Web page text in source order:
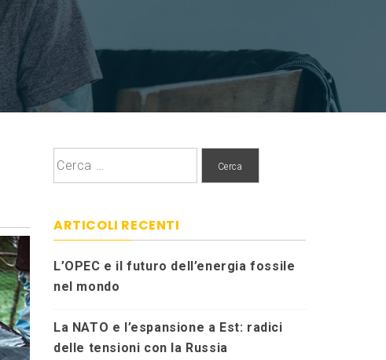
Ricerca
ARTICOLI RECENTI
L’OPEC e il futuro dell’energia fossile
nel mondo
La NATO e l’espansione a Est: radici
delle tensioni con la Russia